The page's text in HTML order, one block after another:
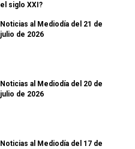
el siglo XXI?
Noticias al Mediodía del 21 de
julio de 2026
Noticias al Mediodía del 20 de
julio de 2026
Noticias al Mediodía del 17 de